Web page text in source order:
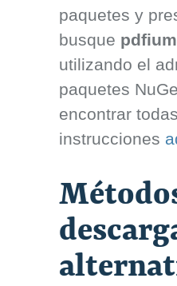
paquetes y
busque
utilizando el
paquetes
encontrar
instrucciones